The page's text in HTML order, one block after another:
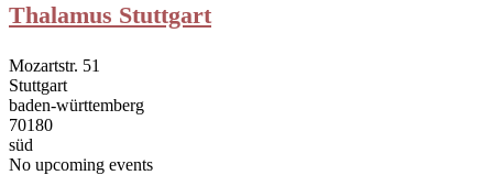
Thalamus Stuttgart
Mozartstr. 51
Stuttgart
baden-württemberg
70180
süd
No upcoming events